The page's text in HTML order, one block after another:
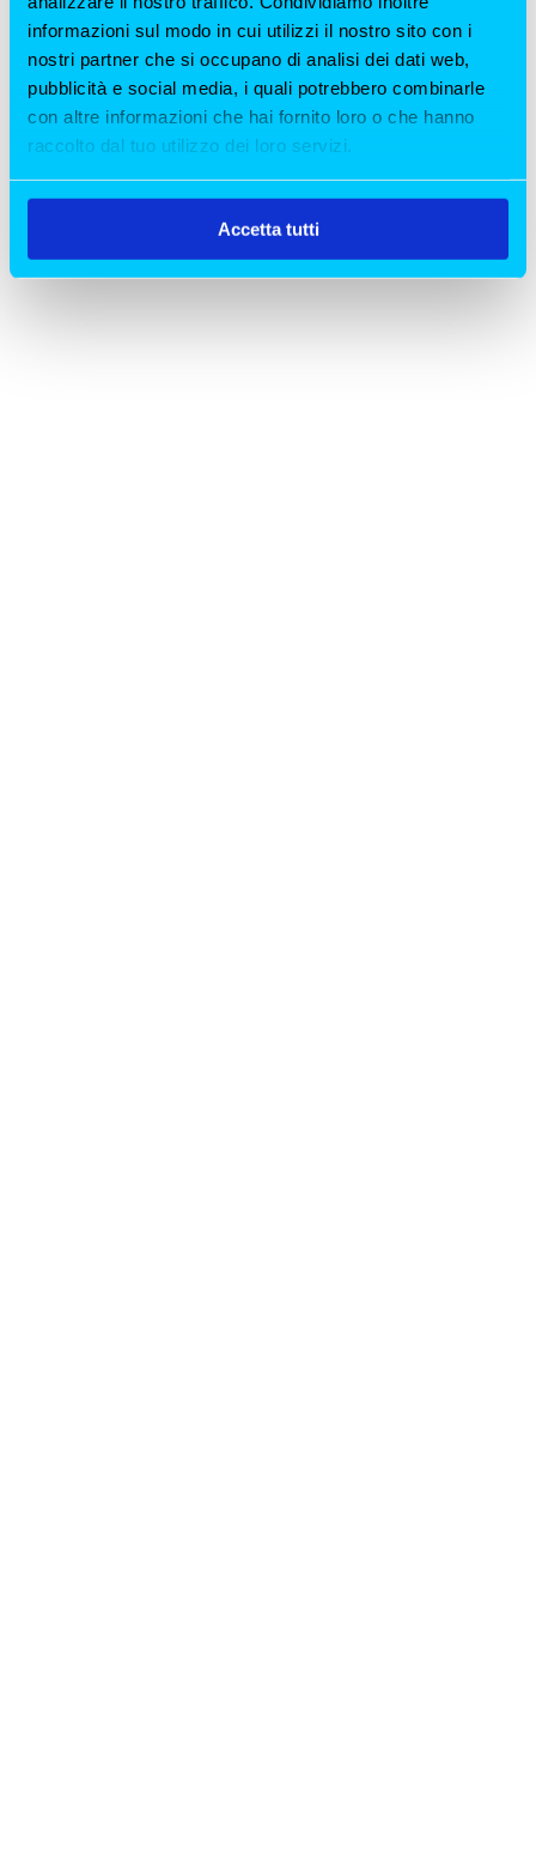
informazioni sul modo in cui utilizzi il nostro sito con i
nostri partner che si occupano di analisi dei dati web,
pubblicità e social media, i quali potrebbero combinarle
con altre informazioni che hai fornito loro o che hanno
raccolto dal tuo utilizzo dei loro servizi.
Accetta tutti